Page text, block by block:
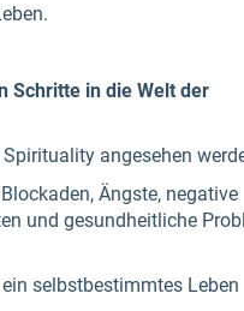
Schritte in die Welt der
angesehen
Ängste, negative
und gesundheitliche
selbstbestimmtes Leben